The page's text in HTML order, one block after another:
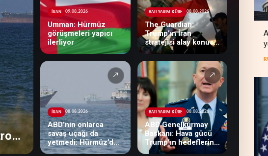
İRAN 09.08.2026
Umman: Hürmüz
görüşmeleri yapıcı
ilerliyor
BATI YARIM KÜRE 08.08.2026
The Guardian:
Trump’ın İran
stratejisi alay konusu
oldu
↗
İRAN 08.08.2026
ABD’nin onlarca
savaş uçağı da
yetmedi: Hürmüz’de
gemi vuruldu
↗
BATI YARIM KÜRE 08.08.2026
ABD Genelkurmay
Başkanı: Hava gücü
Trump'ın hedeflerine
yetmez